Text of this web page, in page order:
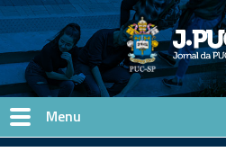
Pular para o conteúdo principal